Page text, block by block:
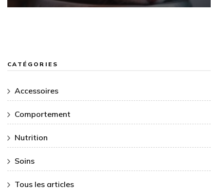
CATÉGORIES
Accessoires
Comportement
Nutrition
Soins
Tous les articles